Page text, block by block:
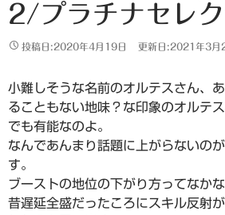
2/プラチナセレ
投稿日:2020年4月19日 更新日:2021年3月
小難しそうな名前のオルテスさん、
ることもない地味？な印象のオルテス
でも有能なのよ。
なんであんまり話題に上がらないの
す。
ブーストの地位の下がり方ってなか
昔遅延全盛だったころにスキル反射